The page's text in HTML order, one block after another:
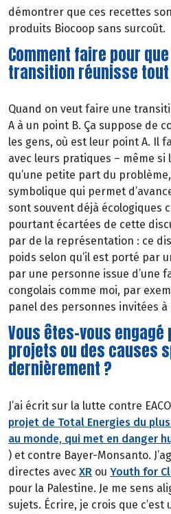
démontrer que ces recettes
produits Biocoop sans surcoût.
Comment faire pour
transition réunisse tout
Quand on veut faire une
A à un point B. Ça suppose de
les gens, où est leur point A. Il
avec leurs pratiques – même
qu’une petite part du
symbolique qui permet
sont souvent déjà écologiques
pourtant écartées de cette
par de la représentation : ce
poids selon qu’il est porté par
par une personne issue d’une
congolais comme moi, par
panel des personnes invitées
Vous êtes-vous
projets ou des causes
dernièrement ?
J’ai écrit sur la lutte contre
projet de Total Energies du
au monde, qui met en danger
) et contre Bayer-Monsanto.
directes avec XR ou Youth for
pour la Palestine. Je me sens
sujets. Écrire, je crois que c’est